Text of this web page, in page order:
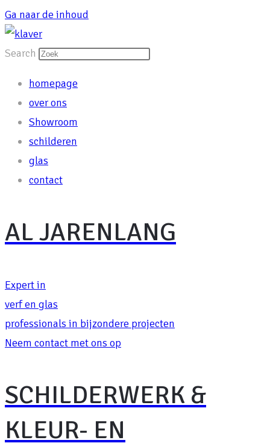
Ga naar de inhoud
Search
homepage
over ons
Showroom
schilderen
glas
contact
AL JARENLANG
Expert in
verf en glas
professionals in bijzondere projecten
Neem contact met ons op
SCHILDERWERK &
KLEUR- EN